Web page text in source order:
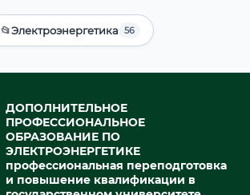
📂Электроэнергетика 56
ДОПОЛНИТЕЛЬНОЕ
ПРОФЕССИОНАЛЬНОЕ
ОБРАЗОВАНИЕ ПО
ЭЛЕКТРОЭНЕРГЕТИКЕ
профессиональная переподготовка
и повышение квалификации в